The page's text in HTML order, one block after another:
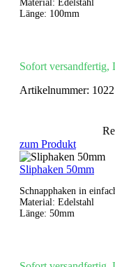
Material: Edelstahl
Länge: 100mm
Sofort versandfertig,
Artikelnummer:
zum Produkt
Sliphaken 50mm
Schnapphaken in
Material: Edelstahl
Länge: 50mm